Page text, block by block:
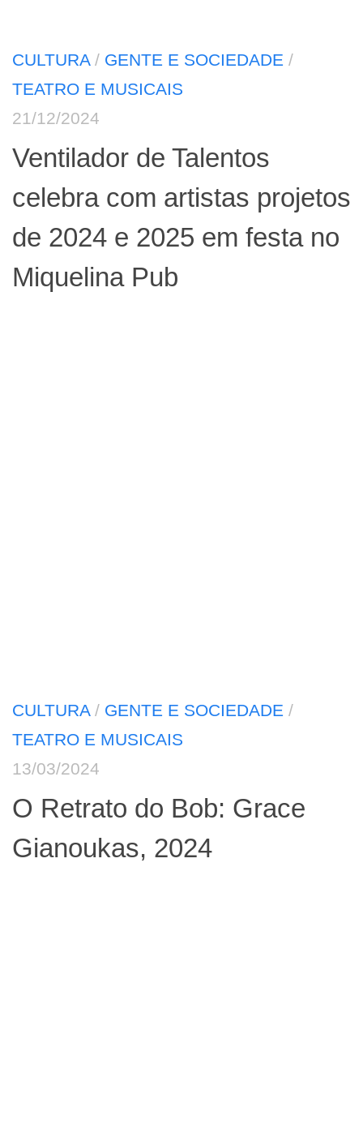
CULTURA / GENTE E SOCIEDADE /
TEATRO E MUSICAIS
21/12/2024
Ventilador de Talentos
celebra com artistas projetos
de 2024 e 2025 em festa no
Miquelina Pub
CULTURA/ GENTE E SOCIEDADE /
TEATRO E MUSICAIS
13/03/2024
O Retrato do Bob: Grace
Gianoukas, 2024